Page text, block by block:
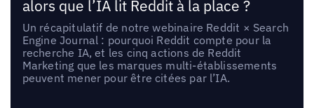
alors que l’IA lit Reddit à la place ?
Un récapitulatif de notre webinaire Reddit × Search
Engine Journal : pourquoi Reddit compte pour la
recherche IA, et les cinq actions de Reddit
Marketing que les marques multi-établissements
peuvent mener pour être citées par l’IA.